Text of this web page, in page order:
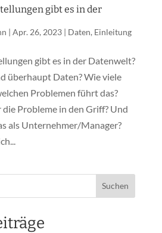
gibt es in der
| Apr. 26, 2023| Daten, Einleitung
gibt es in der Datenwelt?
überhaupt Daten? Wie viele
Problemen führt das?
Probleme in den Griff? Und
als Unternehmer/Manager?
Suchen